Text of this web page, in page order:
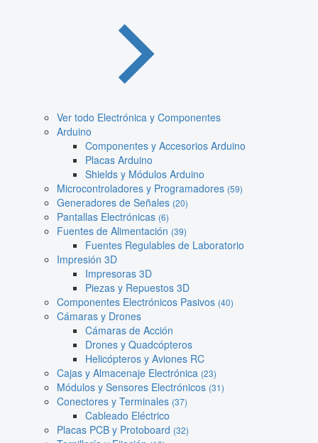
Ver todo Electrónica y Componentes
Arduino
Componentes y Accesorios Arduino
Placas Arduino
Shields y Módulos Arduino
Microcontroladores y Programadores (59)
Generadores de Señales (20)
Pantallas Electrónicas (6)
Fuentes de Alimentación (39)
Fuentes Regulables de Laboratorio
Impresión 3D
Impresoras 3D
Piezas y Repuestos 3D
Componentes Electrónicos Pasivos (40)
Cámaras y Drones
Cámaras de Acción
Drones y Quadcópteros
Helicópteros y Aviones RC
Cajas y Almacenaje Electrónica (23)
Módulos y Sensores Electrónicos (31)
Conectores y Terminales (37)
Cableado Eléctrico
Placas PCB y Protoboard (32)